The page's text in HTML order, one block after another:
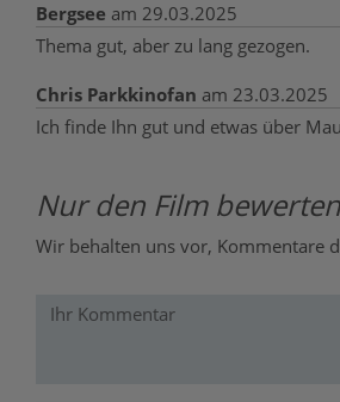
Bergsee am 29.03.2025
Thema gut, aber zu lang gezogen.
Chris Parkkinofan am 23.03.2025
Ich finde Ihn gut und etwas über
Nur den Film
Wir behalten uns vor, Kommentare